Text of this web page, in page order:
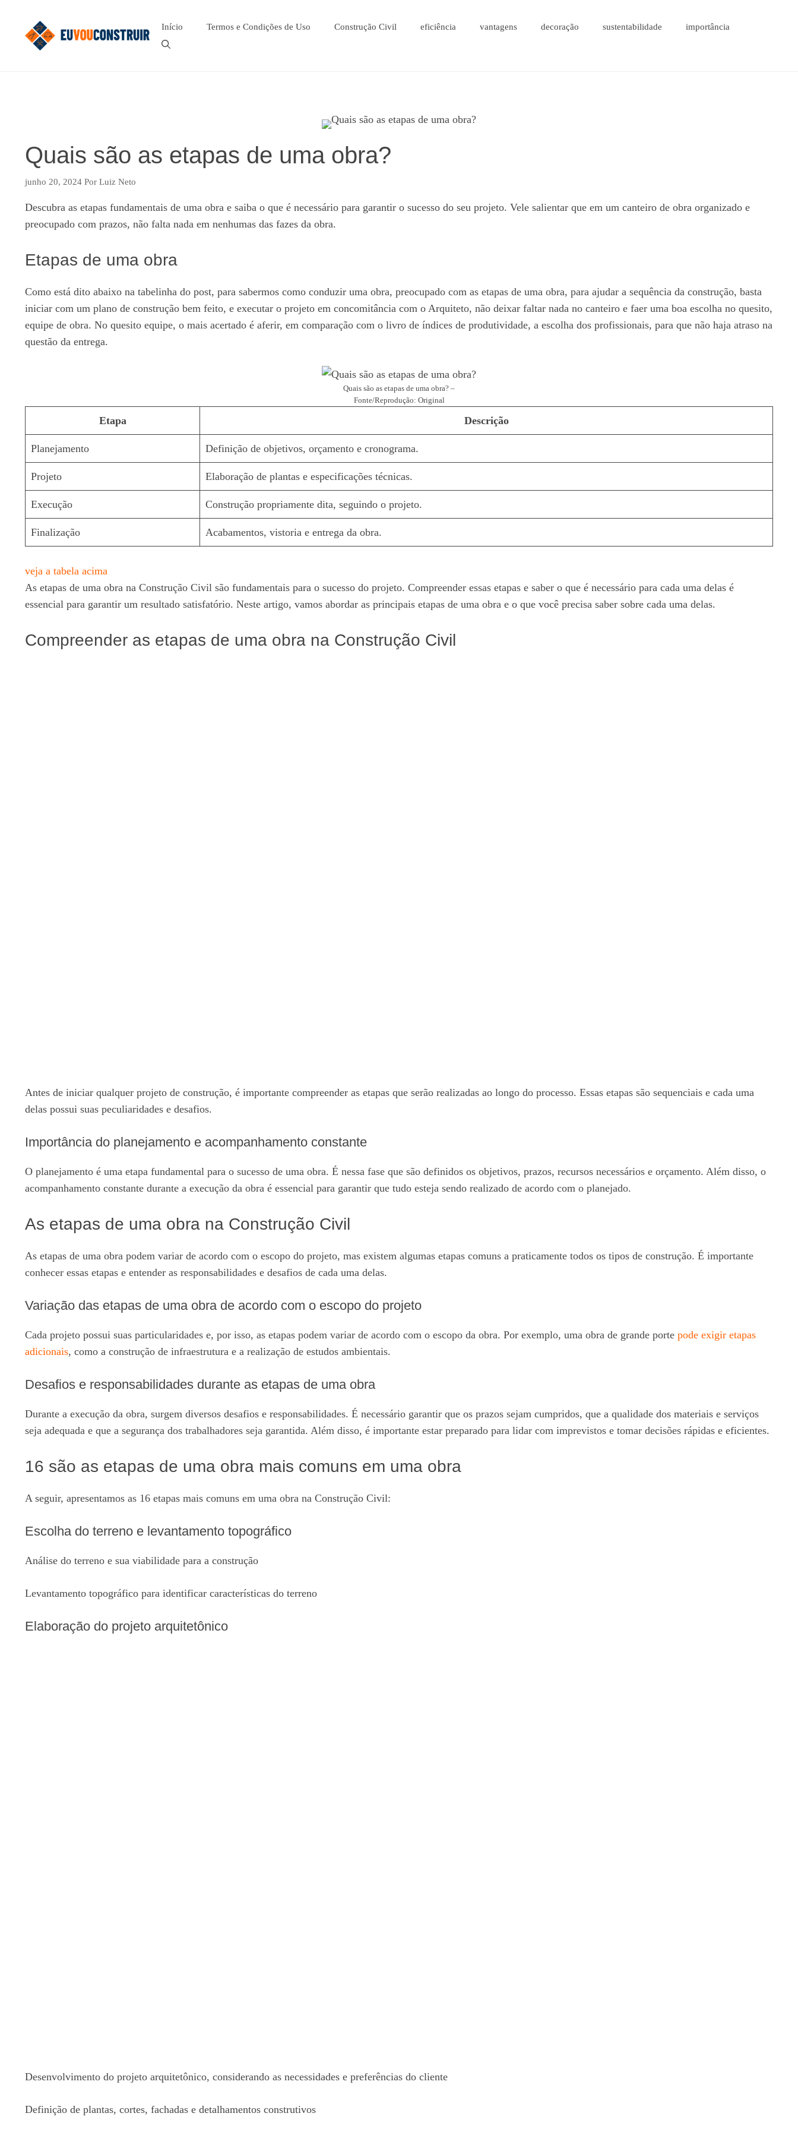
Início Termos e Condições de Uso Construção Civil eficiência vantagens decoração sustentabilidade importância
Quais são as etapas de uma obra?
junho 20, 2024 Por Luiz Neto
Descubra as etapas fundamentais de uma obra e saiba o que é necessário para garantir o sucesso do seu projeto. Vele salientar que em um canteiro de obra organizado e
preocupado com prazos, não falta nada em nenhumas das fazes da obra.
Etapas de uma obra
Como está dito abaixo na tabelinha do post, para sabermos como conduzir uma obra, preocupado com as etapas de uma obra, para ajudar a sequência da construção, basta
iniciar com um plano de construção bem feito, e executar o projeto em concomitância com o Arquiteto, não deixar faltar nada no canteiro e faer uma boa escolha no quesito,
equipe de obra. No quesito equipe, o mais acertado é aferir, em comparação com o livro de índices de produtividade, a escolha dos profissionais, para que não haja atraso na
questão da entrega.
Quais são as etapas de uma obra? –
Fonte/Reprodução: Original
Etapa Descrição
Planejamento Definição de objetivos, orçamento e cronograma.
Projeto Elaboração de plantas e especificações técnicas.
Execução Construção propriamente dita, seguindo o projeto.
Finalização Acabamentos, vistoria e entrega da obra.
veja a tabela acima
As etapas de uma obra na Construção Civil são fundamentais para o sucesso do projeto. Compreender essas etapas e saber o que é necessário para cada uma delas é
essencial para garantir um resultado satisfatório. Neste artigo, vamos abordar as principais etapas de uma obra e o que você precisa saber sobre cada uma delas.
Compreender as etapas de uma obra na Construção Civil
Antes de iniciar qualquer projeto de construção, é importante compreender as etapas que serão realizadas ao longo do processo. Essas etapas são sequenciais e cada uma
delas possui suas peculiaridades e desafios.
Importância do planejamento e acompanhamento constante
O planejamento é uma etapa fundamental para o sucesso de uma obra. É nessa fase que são definidos os objetivos, prazos, recursos necessários e orçamento. Além disso, o
acompanhamento constante durante a execução da obra é essencial para garantir que tudo esteja sendo realizado de acordo com o planejado.
As etapas de uma obra na Construção Civil
As etapas de uma obra podem variar de acordo com o escopo do projeto, mas existem algumas etapas comuns a praticamente todos os tipos de construção. É importante
conhecer essas etapas e entender as responsabilidades e desafios de cada uma delas.
Variação das etapas de uma obra de acordo com o escopo do projeto
Cada projeto possui suas particularidades e, por isso, as etapas podem variar de acordo com o escopo da obra. Por exemplo, uma obra de grande porte pode exigir etapas
adicionais, como a construção de infraestrutura e a realização de estudos ambientais.
Desafios e responsabilidades durante as etapas de uma obra
Durante a execução da obra, surgem diversos desafios e responsabilidades. É necessário garantir que os prazos sejam cumpridos, que a qualidade dos materiais e serviços
seja adequada e que a segurança dos trabalhadores seja garantida. Além disso, é importante estar preparado para lidar com imprevistos e tomar decisões rápidas e eficientes.
16 são as etapas de uma obra mais comuns em uma obra
A seguir, apresentamos as 16 etapas mais comuns em uma obra na Construção Civil:
Escolha do terreno e levantamento topográfico
Análise do terreno e sua viabilidade para a construção
Levantamento topográfico para identificar características do terreno
Elaboração do projeto arquitetônico
Desenvolvimento do projeto arquitetônico, considerando as necessidades e preferências do cliente
Definição de plantas, cortes, fachadas e detalhamentos construtivos